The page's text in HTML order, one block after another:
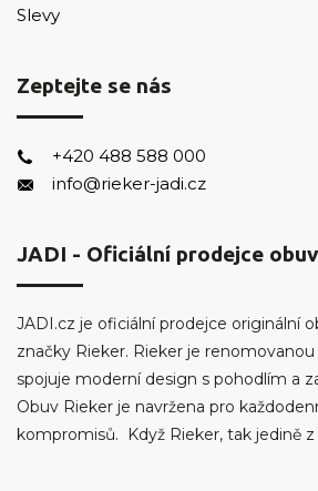
Slevy
Zeptejte se nás
+420 488 588 000
info@rieker-jadi.cz
JADI - Oficiální prodejce
JADI.cz je oficiální prodejce originální
značky Rieker. Rieker je
spojuje moderní design s pohodlím a
Obuv Rieker je navržena pro
kompromisů. Když Rieker, tak jedině z